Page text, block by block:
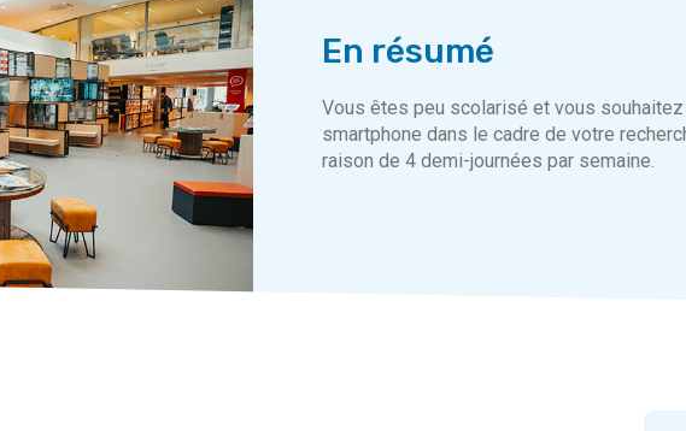
En résumé
Vous êtes peu scolarisé et vous
smartphone dans le cadre de votre
raison de 4 demi-journées par semaine.